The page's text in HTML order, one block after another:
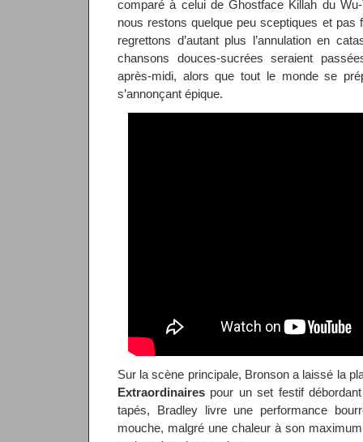
comparé à celui de Ghostface Killah du
nous restons quelque peu sceptiques et pas
regrettons d’autant plus l’annulation en
chansons douces-sucrées seraient
après-midi, alors que tout le monde se
s’annonçant épique.
Sur la scène principale, Bronson a laissé la
Extraordinaires pour un set festif
tapés, Bradley livre une performance
mouche, malgré une chaleur à son